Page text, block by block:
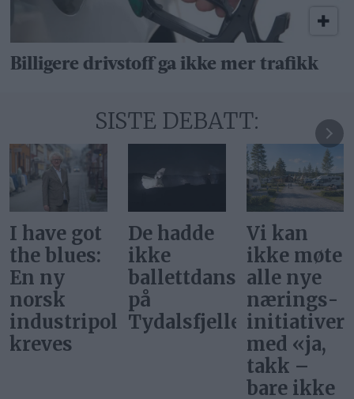
Billigere drivstoff ga ikke mer trafikk
SISTE DEBATT:
De hadde
ikke
ballettdansere
på
Tydalsfjellet
Vi kan
ikke møte
alle nye
nærings­
initiativer
Svar på
«Gi alle
barn en
rettferdig
start»